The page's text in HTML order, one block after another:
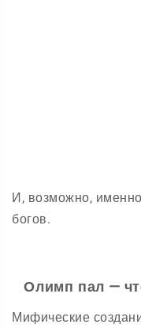
И, возможно,
богов.
Олимп пал —
Мифические